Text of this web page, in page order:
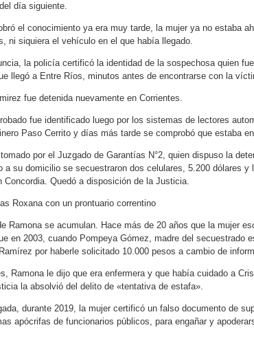
día siguiente.
el conocimiento ya era muy tarde, la mujer ya no estaba
ni siquiera el vehículo en el que había llegado.
la policía certificó la identidad de la sospechosa quien
llegó a Entre Ríos, minutos antes de encontrarse con la
fue detenida nuevamente en Corrientes.
fue identificado luego por los sistemas de lectores
Paso Cerrito y días más tarde se comprobó que estaba
por el Juzgado de Garantías N°2, quien dispuso la
a su domicilio se secuestraron dos celulares, 5.200 dólares y
Concordia. Quedó a disposición de la Justicia.
Roxana con un prontuario correntino
Ramona se acumulan. Hace más de 20 años que la mujer
en 2003, cuando Pompeya Gómez, madre del secuestrado
por haberle solicitado 10.000 pesos a cambio de
Ramona le dijo que era enfermera y que había cuidado a
la absolvió del delito de «tentativa de estafa».
durante 2019, la mujer certificó un falso documento de
apócrifas de funcionarios públicos, para engañar y